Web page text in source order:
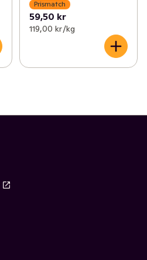
Prismatch
59,50 kr
119,00 kr /kg